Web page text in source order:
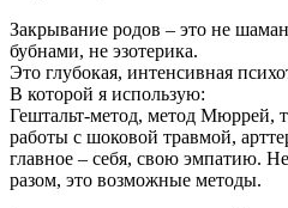
Закрывание родов – это не
бубнами, не эзотерика.
Это глубокая, интенсивная
В которой я использую:
Гештальт-метод, метод Мюррей,
работы с шоковой травмой,
главное – себя, свою эмпатию.
разом, это возможные методы.